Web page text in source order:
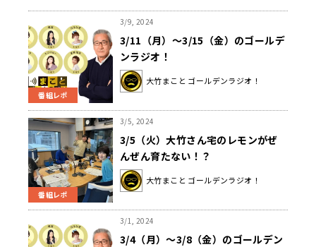
番組レポ
3/9, 2024
3/11（月）～3/15（金）のゴールデ
ンラジオ！
大竹まこと ゴールデンラジオ！
番組レポ
3/5, 2024
3/5（火）大竹さん宅のレモンがぜ
んぜん育たない！？
大竹まこと ゴールデンラジオ！
3/1, 2024
3/4（月）～3/8（金）のゴールデン